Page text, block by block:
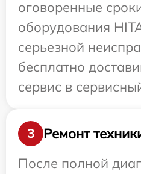
оговоренные
оборудования
серьезной
бесплатно
сервис в
3
Ремонт
После полной